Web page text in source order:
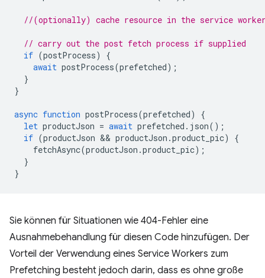
//(optionally) cache resource in the service
// carry out the post fetch process if supplied
if (postProcess)
{
await postProcess(prefetched);
}
}
async function postProcess(prefetched)
{
let productJson = await prefetched . json();
if (productJson && productJson .product_pic)
{
fetchAsync(productJson .product_pic);
}
}
Sie können für Situationen wie 404-Fehler eine
Ausnahmebehandlung für diesen Code hinzufügen. Der
Vorteil der Verwendung eines Service Workers zum
Prefetching besteht jedoch darin, dass es ohne große